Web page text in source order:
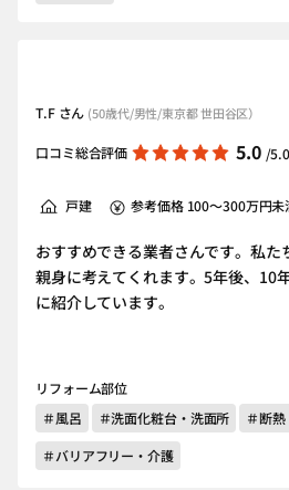
T.F さん (50歳代/男性/東京都 世田谷区）
口コミ総合評価 5.0 /5.0
戸建 参考価格 100～300万円未
おすすめできる業者さんです。私た
親身に考えてくれます。5年後、10
に紹介しています。
リフォーム部位
＃風呂
＃洗面化粧台・洗面所
＃断
＃バリアフリー・介護